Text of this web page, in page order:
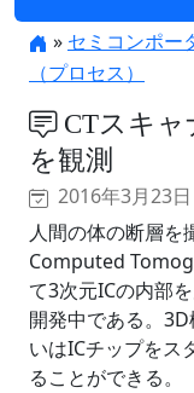
» セミコンポー
（プロセス）
CTスキャ
を観測
2016年3月23日
人間の体の断層を
Computed
て3次元ICの内部
開発中である。
いはICチップをス
ることができる。